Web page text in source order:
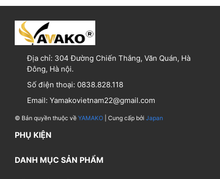
Địa chỉ: 304 Đường Chiến Thắng, Văn Quán, Hà
Đông, Hà nội.
Số điện thoại: 0838.828.118
Email: Yamakovietnam22@gmail.com
© Bản quyền thuộc về YAMAKO | Cung cấp bởi Japan
PHỤ KIỆN
DANH MỤC SẢN PHẨM